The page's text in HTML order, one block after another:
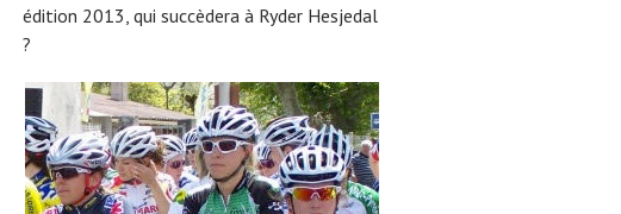
édition 2013, qui succèdera à Ryder Hesjedal
?